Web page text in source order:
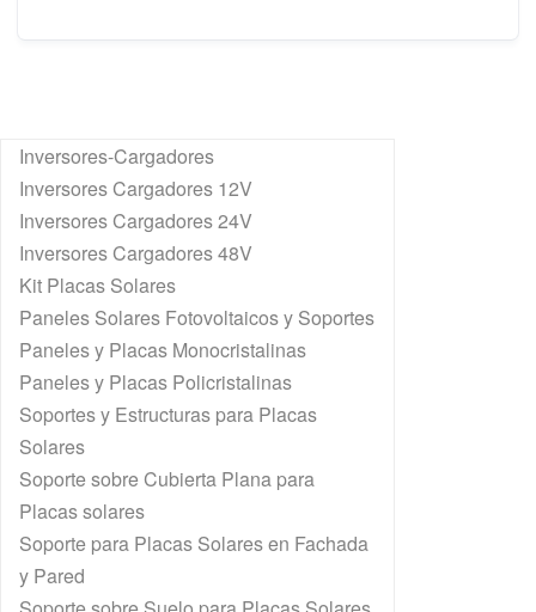
Inversores-Cargadores
Inversores Cargadores 12V
Inversores Cargadores 24V
Inversores Cargadores 48V
Kit Placas Solares
Paneles Solares Fotovoltaicos y Soportes
Paneles y Placas Monocristalinas
Paneles y Placas Policristalinas
Soportes y Estructuras para Placas
Solares
Soporte sobre Cubierta Plana para
Placas solares
Soporte para Placas Solares en Fachada
y Pared